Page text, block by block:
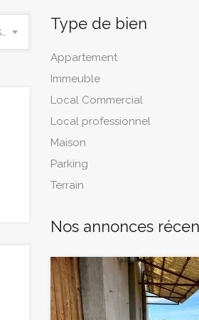
Du plus récent au plus ancien Type de bien
Appartement
Immeuble
Local Commercial
Local professionnel
Maison
Parking
Terrain
Nos annonces